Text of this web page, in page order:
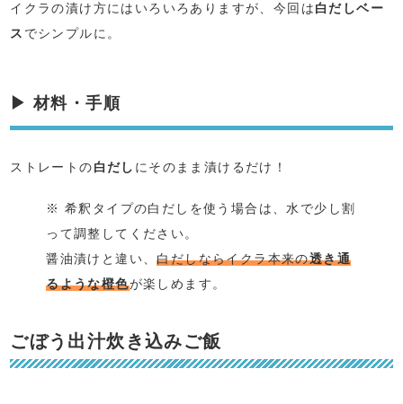
イクラの漬け方にはいろいろありますが、今回は白だしベー
ス でシンプルに。
▶ 材料・手順
ストレートの白だし にそのまま漬けるだけ！
※ 希釈タイプの白だしを使う場合は、水で少し割
って調整してください。
醤油漬けと違い、白だしならイクラ本来の透き通
るような橙色が楽しめます。
ごぼう出汁炊き込みご飯